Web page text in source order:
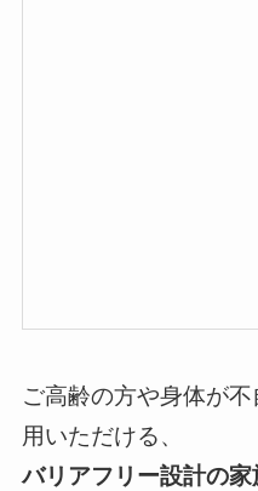
ご高齢の方や身体が
用いただける、
バリアフリー設計の